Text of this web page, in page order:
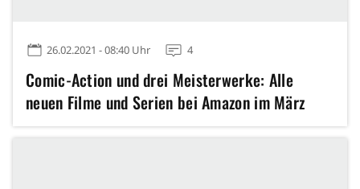
26.02.2021 - 08:40 Uhr 4
Comic-Action und drei Meisterwerke: Alle
neuen Filme und Serien bei Amazon im März